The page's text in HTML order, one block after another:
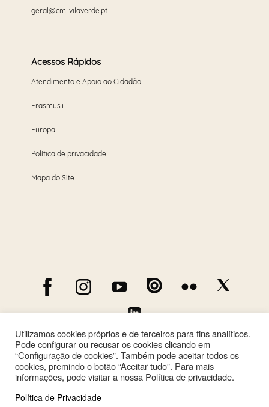
geral@cm-vilaverde.pt
Acessos Rápidos
Atendimento e Apoio ao Cidadão
Erasmus+
Europa
Política de privacidade
Mapa do Site
Utilizamos cookies próprios e de terceiros para fins analíticos.
Pode configurar ou recusar os cookies clicando em
“Configuração de cookies”. Também pode aceitar todos os
cookies, premindo o botão “Aceitar tudo”. Para mais
informações, pode visitar a nossa Política de privacidade.
Política de Privacidade